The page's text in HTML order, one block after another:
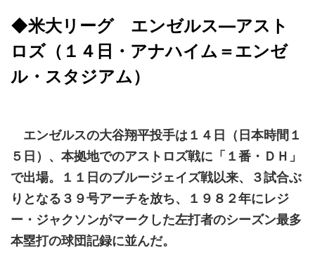
◆米大リーグ エンゼルス―アスト
ロズ（１４日・アナハイム＝エンゼ
ル・スタジアム）
エンゼルスの大谷翔平投手は１４日（日本時間１
５日）、本拠地でのアストロズ戦に「１番・ＤＨ」
で出場。１１日のブルージェイズ戦以来、３試合ぶ
りとなる３９号アーチを放ち、１９８２年にレジ
ー・ジャクソンがマークした左打者のシーズン最多
本塁打の球団記録に並んだ。